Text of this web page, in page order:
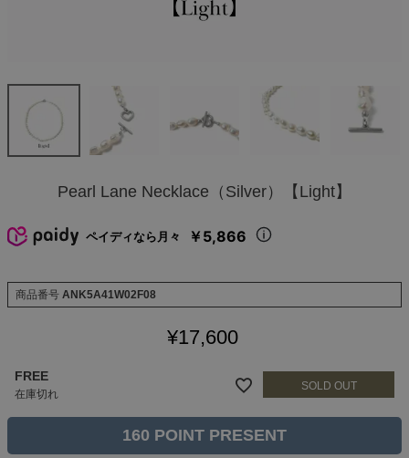
Pearl Lane Necklace（Silver）【Light】
ペイディなら月々 ￥5,866
商品番号 ANK5A41W02F08
¥17,600
FREE
在庫切れ
160